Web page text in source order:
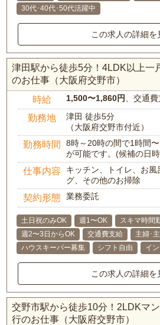
30代･40代･50代活躍中
この求人の詳細を
津田駅から徒歩5分！4LDK以上一
のお仕事（大阪府交野市）
時給 1,500〜1,860円 、交通
勤務地
津田 徒歩5分
（大阪府交野市付近）
勤務時間
8時～20時の間で1時間
が可能です。(候補の日
仕事内容
キッチン、トイレ、お
グ、その他のお掃除
契約形態 業務委託
土日祝のみOK 週1〜OK
スキマ時間
週2〜3日からOK
交通費支給
主婦･
ハウスキーパー募集
シフト自由 イ
この求人の詳細を
交野市駅から徒歩10分！2LDKマ
行のお仕事（大阪府交野市）